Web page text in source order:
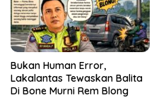
Bukan Human Error,
Lakalantas Tewaskan Balita
Di Bone Murni Rem Blong